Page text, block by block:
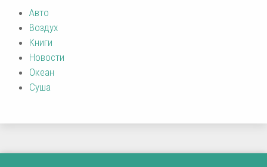
Авто
Воздух
Книги
Новости
Океан
Суша